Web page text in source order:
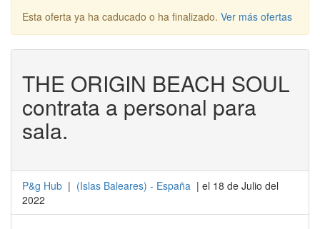
Esta oferta ya ha caducado o ha finalizado. Ver más ofertas
THE ORIGIN BEACH SOUL
contrata a personal para
sala.
P&g Hub | (Islas Baleares) - España | el 18 de Julio del
2022